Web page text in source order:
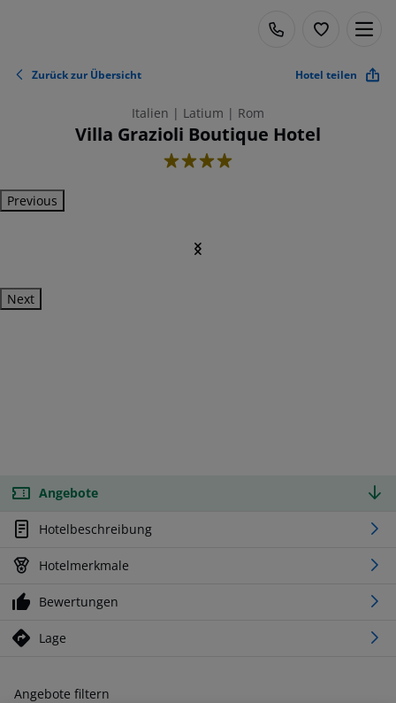
Zurück zur Übersicht Hotel teilen
Italien | Latium | Rom
Villa Grazioli Boutique Hotel
4
Previous
Next
Angebote
Hotelbeschreibung
Hotelmerkmale
Bewertungen
Lage
Angebote filtern